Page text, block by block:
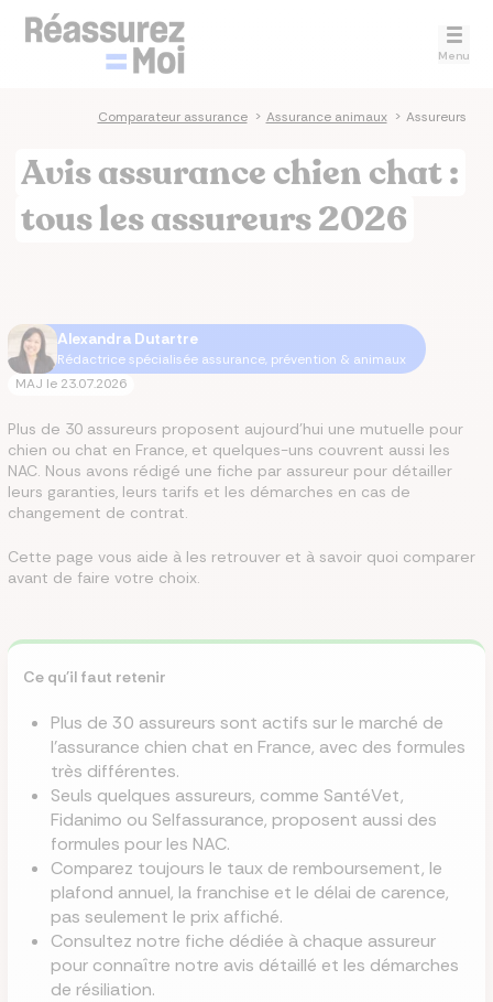
Menu
Comparateur assurance > Assurance animaux > Assureurs
Avis assurance chien chat :
tous les assureurs 2026
Alexandra Dutartre
Rédactrice spécialisée assurance, prévention & animaux
MAJ le 23.07.2026
Plus de 30 assureurs proposent aujourd'hui une mutuelle pour
chien ou chat en France, et quelques-uns couvrent aussi les
NAC. Nous avons rédigé une fiche par assureur pour détailler
leurs garanties, leurs tarifs et les démarches en cas de
changement de contrat.
Cette page vous aide à les retrouver et à savoir quoi comparer
avant de faire votre choix.
Ce qu'il faut retenir
Plus de 30 assureurs sont actifs sur le marché de
l'assurance chien chat en France, avec des formules
très différentes.
Seuls quelques assureurs, comme SantéVet,
Fidanimo ou Selfassurance, proposent aussi des
formules pour les NAC.
Comparez toujours le taux de remboursement, le
plafond annuel, la franchise et le délai de carence,
pas seulement le prix affiché.
Consultez notre fiche dédiée à chaque assureur
pour connaître notre avis détaillé et les démarches
de résiliation.